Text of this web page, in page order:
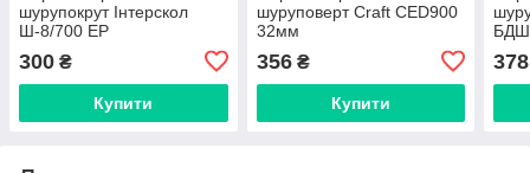
шурупокрут Інтерскол
Ш-8/700 ЕР
300 ₴
Купити
шуруповерт Craft CED900
32мм
356₴
Купити